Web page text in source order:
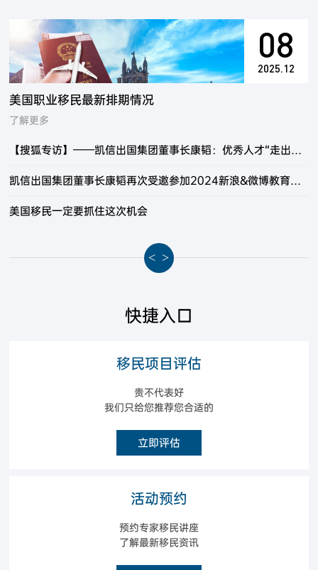
08
2025.12
美国职业移民最新排期情况
了解更多
【搜狐专访】——凯信出国集团董事长康韬：优秀人才“走出去”“引进来” 并重是未来工作创新的方向
凯信出国集团董事长康韬再次受邀参加2024新浪&微博教育盛典
美国移民一定要抓住这次机会
< >
快捷入口
移民项目评估
贵不代表好
我们只给您推荐您合适的
立即评估
活动预约
预约专家移民讲座
了解最新移民资讯